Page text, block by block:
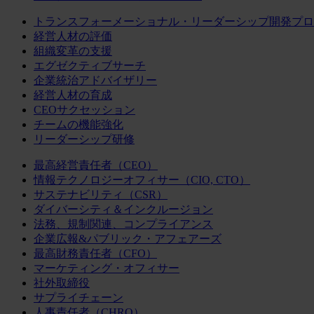
トランスフォーメーショナル・リーダーシップ開発プ
経営人材の評価
組織変革の支援
エグゼクティブサーチ
企業統治アドバイザリー
経営人材の育成
CEOサクセッション
チームの機能強化
リーダーシップ研修
最高経営責任者（CEO）
情報テクノロジーオフィサー（CIO, CTO）
サステナビリティ（CSR）
ダイバーシティ＆インクルージョン
法務、規制関連、コンプライアンス
企業広報&パブリック・アフェアーズ
最高財務責任者（CFO）
マーケティング・オフィサー
社外取締役
サプライチェーン